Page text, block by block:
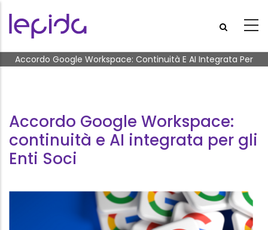
Briciole di pane
Accordo Google Workspace: Continuità E AI Integrata Per
Accordo Google Workspace:
continuità e AI integrata per gli
Enti Soci